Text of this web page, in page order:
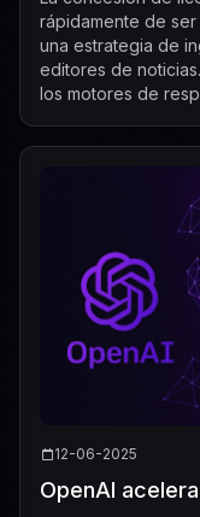
rápidamente de
una estrategia de
editores de
los motores de
12-06-2025
OpenAI